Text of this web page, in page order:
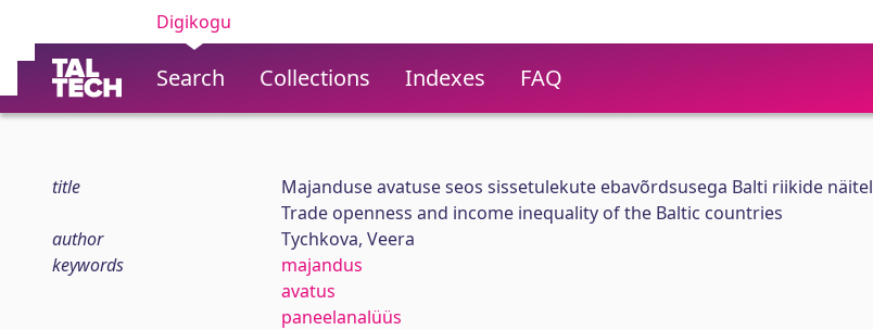
Digikogu
Search Collections Indexes FAQ
title
Majanduse avatuse seos sissetulekute ebavõrdsusega Balti riikide näitel
Trade openness and income inequality of the Baltic countries
author
Tychkova, Veera
keywords
majandus
avatus
paneelanalüüs